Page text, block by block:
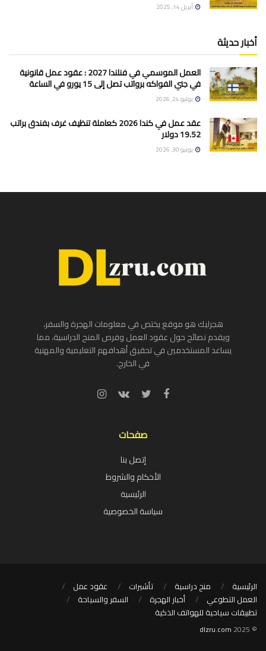
أبريل 14, 2025
أخبار حديثة
العمل الموسمي في فنلندا 2027 : عقود عمل قانونية
في جني الفواكه برواتب تصل إلى 15 يورو في الساعة
يوليو 24, 2026
عقد عمل في كندا 2026 كعاملة تنظيف غرف بفندق براتب
19.52 دولار
يونيو 30, 2026
هجرليك هو موقع يختص في معلومات الهجرة والسفر،
ويقدم نصائح حول عقود العمل وفرص المنح الدراسية، مما
يساعد المستخدمين في تحقيق أهدافهم التعليمية والمهنية
في الخارج.
صفحات
إتصل بنا
الأحكام والشروط
الرئيسية
سياسة الخصوصية
الرئيسية منح دراسية تأشيرات
عقود عمل
العمل التطوعي
أخبار الهجرة
السفر والسياحة
تطبيقات سياحية للهواتف الذكية
© 2025
dlzru.com